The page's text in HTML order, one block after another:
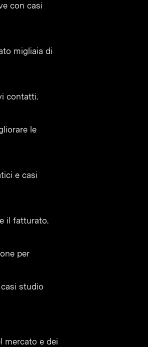
con casi
migliaia di
contatti.
le
e casi
il fatturato.
per
studio
mercato e dei